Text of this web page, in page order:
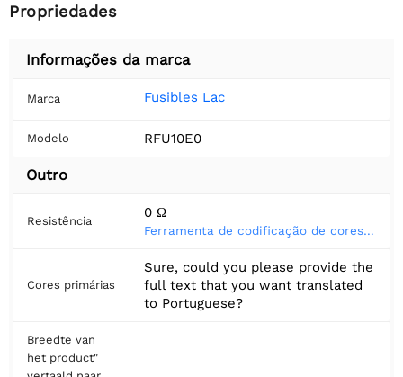
Propriedades
Informações da marca
Marca Fusibles Lac
Modelo RFU10E0
Outro
Resistência
0 Ω
Ferramenta de codificação de cores do resistor
Cores primárias
Sure, could you please provide the
full text that you want translated
to Portuguese?
Breedte van
het product"